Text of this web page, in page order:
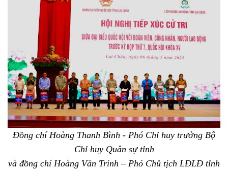
Đồng chí Hoàng Thanh Bình - Phó Chỉ huy trưởng Bộ
Chỉ huy Quân sự tỉnh
và đồng chí Hoàng Văn Trinh – Phó Chủ tịch LĐLĐ tỉnh